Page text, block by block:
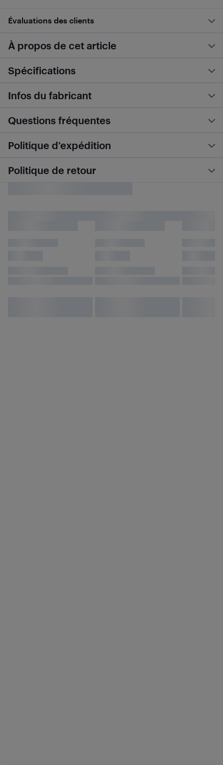
Évaluations des clients
À propos de cet article
Spécifications
Infos du fabricant
Questions fréquentes
Politique d’expédition
Politique de retour